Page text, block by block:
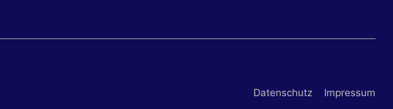
Datenschutz Impressum